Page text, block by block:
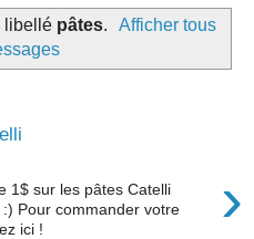
libellé pâtes.
Afficher tous
›
1$ sur les pâtes Catelli
Pour commander votre
ici !